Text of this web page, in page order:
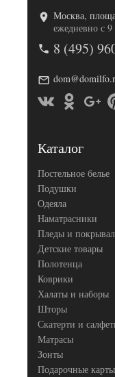
Артикул
Ткань
пододеяльника
Размер
простыни
Москва,
ежедневно с 9
8 (495)
Каталог
Постельное белье
Подушки
Одеяла
Наматрасники
Пледы и
Детские товары
Полотенца
Коврики
Халаты и наборы
Шторы
Скатерти и
Матрасы
Зонты
Подарочные карты